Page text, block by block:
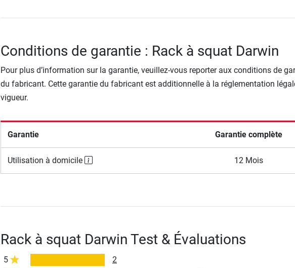
Conditions de garantie : Rack à squat Darwin
Pour plus d’information sur la garantie, veuillez-vous reporter aux conditions de
du fabricant. Cette garantie du fabricant est additionnelle à la réglementation
vigueur.
Garantie Garantie complète
Utilisation à domicile 12 Mois
Rack à squat Darwin Test & Évaluations
5
2